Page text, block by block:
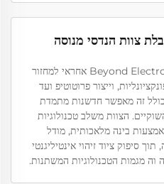
צוות הנדסי מנוסה
צוות ההנדסה המנוסה של Beyond Electronics אחראי למחזור
וייצור פרוטוטיפ ועד
כולל זה מאפשר חדשנות מתמדת
הצוות משלב טכנולוגיות
בינה מלאכותית, מודל
סיפוק ציוד זיהוי אינטיליגנטי
מגמות הטכנולוגיות המשתנות.